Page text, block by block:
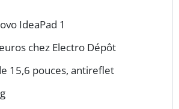
IdeaPad 1
chez Electro Dépôt
15,6 pouces, antireflet